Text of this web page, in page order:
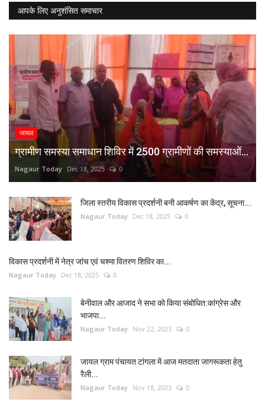
आपके लिए अनुशंसित समाचार
जायल
ग्रामीण समस्या समाधान शिविर में 2500 ग्रामीणों की समस्याओं...
Nagaur Today Dec 18, 2025 0
जिला स्तरीय विकास प्रदर्शनी बनी आकर्षण का केंद्र, सूचना...
Nagaur Today Dec 18, 2025 0
विकास प्रदर्शनी में नेत्र जांच एवं चश्मा वितरण शिविर का...
Nagaur Today Dec 18, 2025 0
बेनीवाल और आजाद ने सभा को किया संबोधित:कांग्रेस और
भाजपा...
Nagaur Today Nov 22, 2023 0
जायल ग्राम पंचायत टांगला में आज मतदाता जागरूकता हेतु
रैली...
Nagaur Today Nov 18, 2023 0